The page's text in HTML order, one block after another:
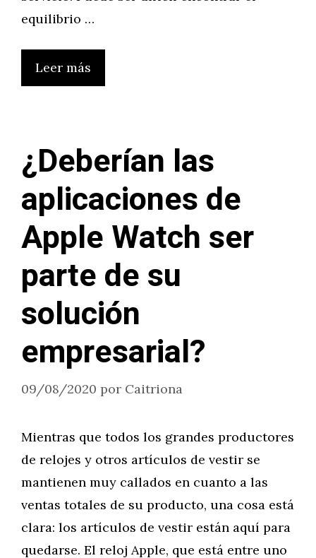
equilibrio …
Leer más
¿Deberían las
aplicaciones de
Apple Watch ser
parte de su
solución
empresarial?
09/08/2020 por Caitriona
Mientras que todos los grandes productores
de relojes y otros artículos de vestir se
mantienen muy callados en cuanto a las
ventas totales de su producto, una cosa está
clara: los artículos de vestir están aquí para
quedarse. El reloj Apple, que está entre uno